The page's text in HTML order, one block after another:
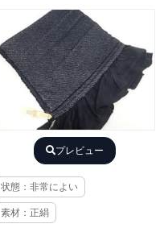
プレビュー
状態：非常によい
素材：正絹